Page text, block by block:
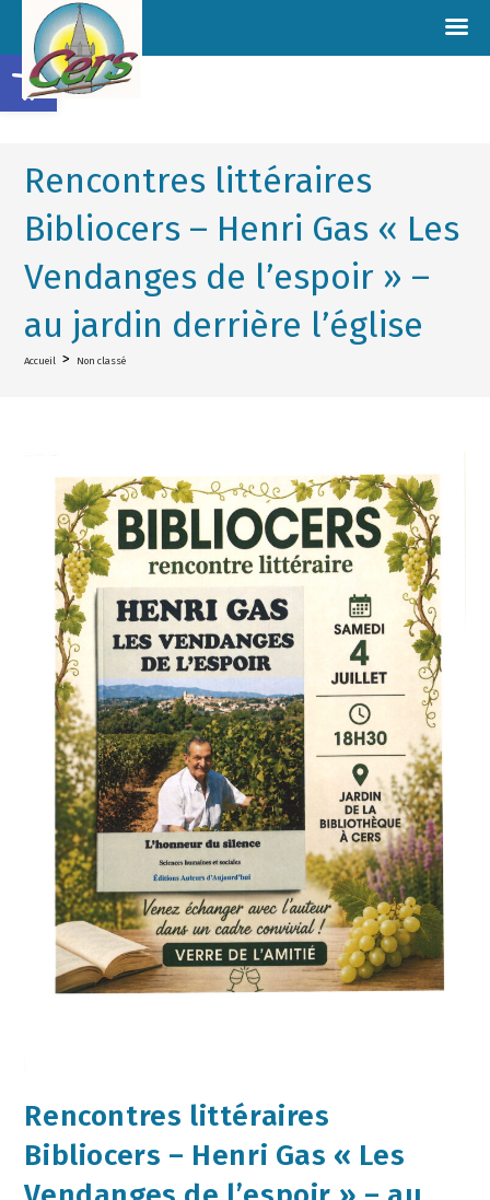
Rencontres littéraires
Bibliocers – Henri Gas « Les
Vendanges de l’espoir » –
au jardin derrière l’église
Accueil > Non classé
Rencontres littéraires
Bibliocers – Henri Gas « Les
Ouvrir la barre d’outils